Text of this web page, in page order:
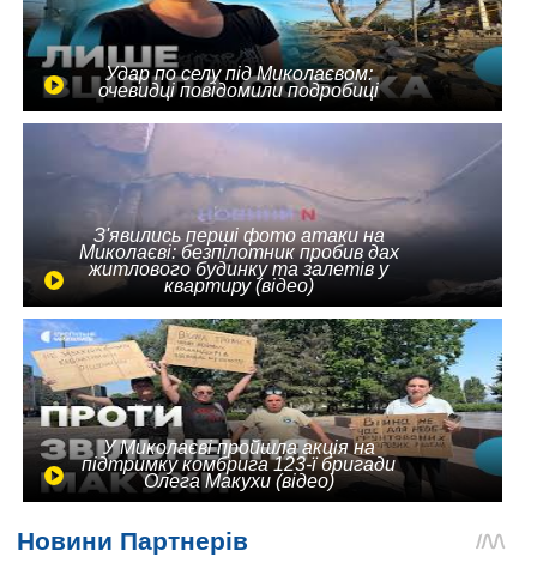
Удар по селу під Миколаєвом:
очевидці повідомили подробиці
З'явились перші фото атаки на
Миколаєві: безпілотник пробив дах
житлового будинку та залетів у
квартиру (відео)
У Миколаєві пройшла акція на
підтримку комбрига 123-ї бригади
Олега Макухи (відео)